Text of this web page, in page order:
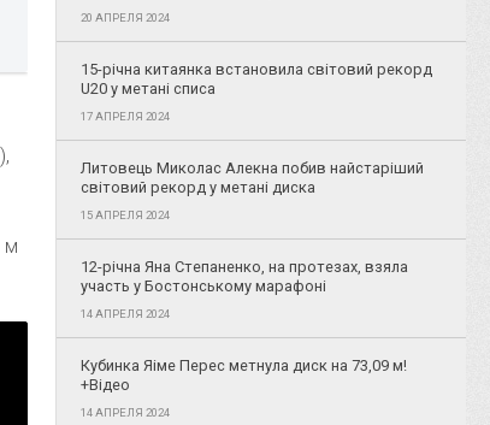
м
20 АПРЕЛЯ 2024
15-річна китаянка встановила світовий рекорд
U20 у метані списа
17 АПРЕЛЯ 2024
Литовець Миколас Алекна побив найстаріший
світовий рекорд у метані диска
15 АПРЕЛЯ 2024
12-річна Яна Степаненко, на протезах, взяла
участь у Бостонському марафоні
14 АПРЕЛЯ 2024
Кубинка Яіме Перес метнула диск на 73,09 м!
+Відео
14 АПРЕЛЯ 2024